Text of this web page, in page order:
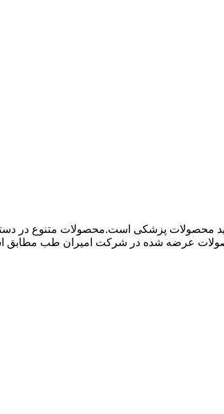
محصولات پزشکی است.محصولات متنوع در
عرضه شده در شرکت امیران طب مطابق